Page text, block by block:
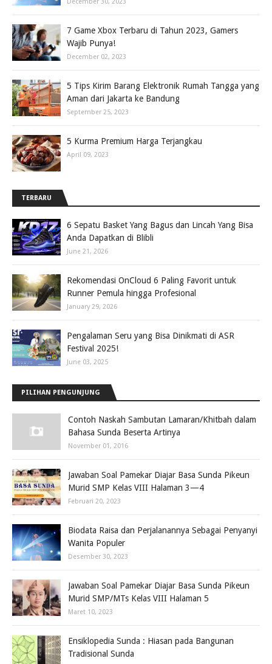
7 Game Xbox Terbaru di Tahun 2023, Gamers
Wajib Punya!
December 02, 2023
5 Tips Kirim Barang Elektronik Rumah Tangga yang
Aman dari Jakarta ke Bandung
September 25, 2023
5 Kurma Premium Harga Terjangkau
April 09, 2023
TERBARU
6 Sepatu Basket Yang Bagus dan Lincah Yang Bisa
Anda Dapatkan di Blibli
June 21, 2026
Rekomendasi OnCloud 6 Paling Favorit untuk
Runner Pemula hingga Profesional
January 29, 2026
Pengalaman Seru yang Bisa Dinikmati di ASR
Festival 2025!
June 03, 2025
PILIHAN PENGUNJUNG
Contoh Naskah Sambutan Lamaran/Khitbah dalam
Bahasa Sunda Beserta Artinya
November 01, 2016
Jawaban Soal Pamekar Diajar Basa Sunda Pikeun
Murid SMP Kelas VIII Halaman 3—4
Februari 20, 2023
Biodata Raisa dan Perjalanannya Sebagai Penyanyi
Wanita Populer
Desember 30, 2023
Jawaban Soal Pamekar Diajar Basa Sunda Pikeun
Murid SMP/MTs Kelas VIII Halaman 5
Maret 10, 2023
Ensiklopedia Sunda : Hiasan pada Bangunan
Tradisional Sunda